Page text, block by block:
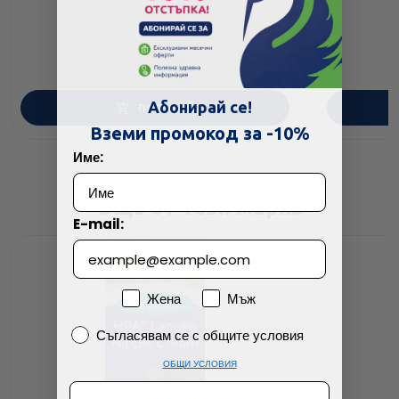
€ / 52.18 лв.
ПОРЪЧАЙ
Още от тази марка
Абонирай се!
Вземи промокод за -10%
Име:
E-mail:
ПолЖена
Мъж
Съгласявам се с общите условия
Съгласявам се с общите условия
ОБЩИ УСЛОВИЯ